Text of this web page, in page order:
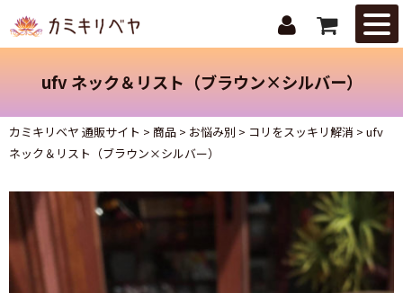
はじめての
トピックス
ご注文ガイ
ド
お問合せ
ufv ネック＆リスト（ブラウン×シルバー）
カミキリベヤ 通販サイト > 商品 > お悩み別 > コリをスッキリ解消 > ufv
ネック＆リスト（ブラウン×シルバー）